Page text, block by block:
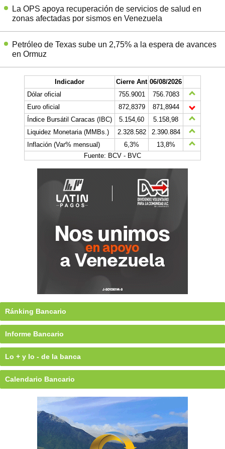
La OPS apoya recuperación de servicios de salud en
zonas afectadas por sismos en Venezuela
Petróleo de Texas sube un 2,75% a la espera de avances
en Ormuz
Indicador Cierre Ant 06/08/2026
Dólar oficial
755.9001
756.7083
Euro oficial
872,8379
871,8944
Índice Bursátil Caracas (IBC)
5.154,60
5.158,98
Liquidez Monetaria (MMBs.)
2.328.582
2.390.884
Inflación (Var% mensual)
6,3%
13,8%
Fuente: BCV - BVC
Ránking Bancario
Informe Bancario
Lo + y lo - de la banca
Calendario Bancario